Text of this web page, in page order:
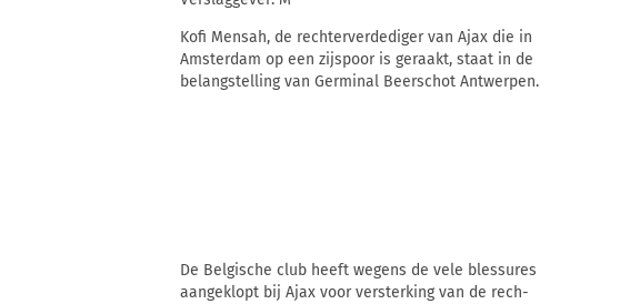
Kofi Mensah, de rechterverdediger van Ajax die in
Amsterdam op een zijspoor is geraakt, staat in de
belangstelling van Germinal Beerschot Antwerpen.
De Belgische club heeft wegens de vele blessures
aangeklopt bij Ajax voor versterking van de rech-